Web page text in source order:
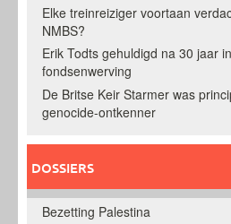
Elke treinreiziger voortaan
NMBS?
Erik Todts gehuldigd na 30 jaar
fondsenwerving
De Britse Keir Starmer was
genocide-ontkenner
DOSSIERS
Bezetting Palestina